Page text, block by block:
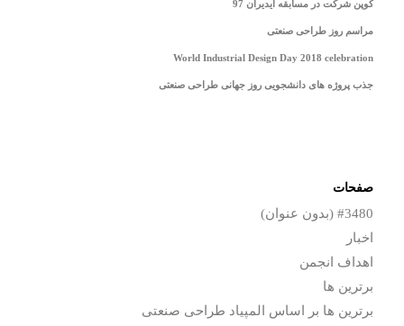
کوپن شرکت در مسابقه آیدیران 97
مراسم روز طراحی صنعتی
World Industrial Design Day 2018 celebration
جذب پروژه های دانشجویی روز جهانی طراحی صنعتی
صفحات
#3480 (بدون عنوان)
اخبار
اهداف انجمن
برترین ها
برترین ها بر اساس المپیاد طراحی صنعتی